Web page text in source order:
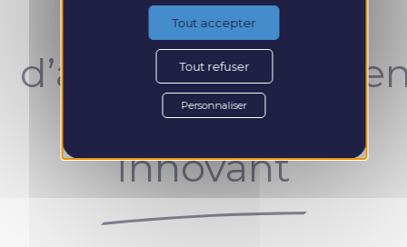
Un concept
unique et
innovant
Tout accepter
Tout refuser
Personnaliser